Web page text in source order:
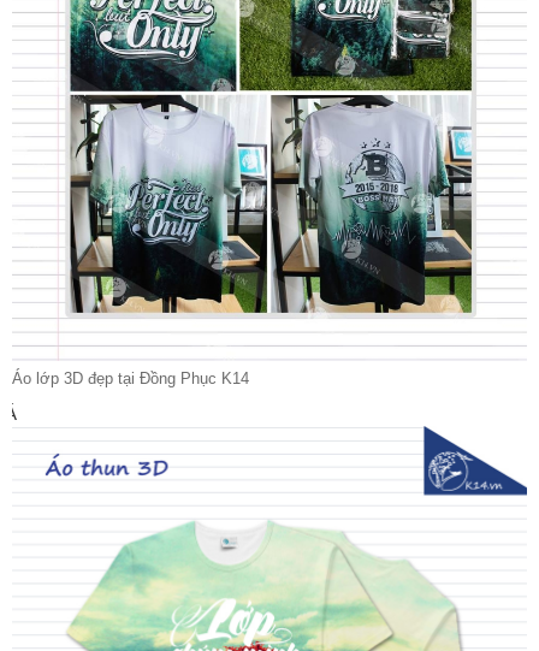
Áo lớp 3D đẹp tại Đồng Phục K14
Á